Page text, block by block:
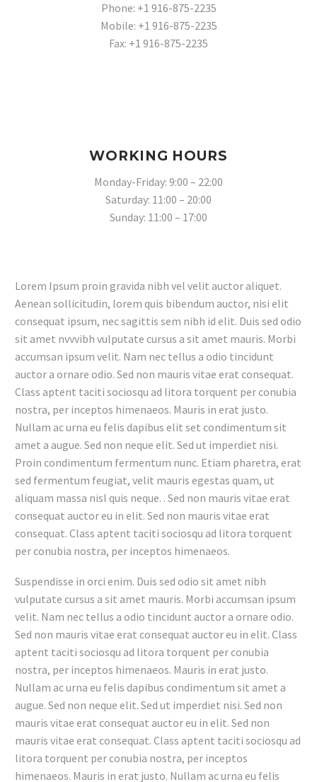
Phone: +1 916-875-2235
Mobile: +1 916-875-2235
Fax: +1 916-875-2235
WORKING HOURS
Monday-Friday: 9:00 – 22:00
Saturday: 11:00 – 20:00
Sunday: 11:00 – 17:00
Lorem Ipsum proin gravida nibh vel velit auctor aliquet.
Aenean sollicitudin, lorem quis bibendum auctor, nisi elit
consequat ipsum, nec sagittis sem nibh id elit. Duis sed odio
sit amet nvvvibh vulputate cursus a sit amet mauris. Morbi
accumsan ipsum velit. Nam nec tellus a odio tincidunt
auctor a ornare odio. Sed non mauris vitae erat consequat.
Class aptent taciti sociosqu ad litora torquent per conubia
nostra, per inceptos himenaeos. Mauris in erat justo.
Nullam ac urna eu felis dapibus elit set condimentum sit
amet a augue. Sed non neque elit. Sed ut imperdiet nisi.
Proin condimentum fermentum nunc. Etiam pharetra, erat
sed fermentum feugiat, velit mauris egestas quam, ut
aliquam massa nisl quis neque. . Sed non mauris vitae erat
consequat auctor eu in elit. Sed non mauris vitae erat
consequat. Class aptent taciti sociosqu ad litora torquent
per conubia nostra, per inceptos himenaeos.
Suspendisse in orci enim. Duis sed odio sit amet nibh
vulputate cursus a sit amet mauris. Morbi accumsan ipsum
velit. Nam nec tellus a odio tincidunt auctor a ornare odio.
Sed non mauris vitae erat consequat auctor eu in elit. Class
aptent taciti sociosqu ad litora torquent per conubia
nostra, per inceptos himenaeos. Mauris in erat justo.
Nullam ac urna eu felis dapibus condimentum sit amet a
augue. Sed non neque elit. Sed ut imperdiet nisi. Sed non
mauris vitae erat consequat auctor eu in elit. Sed non
mauris vitae erat consequat. Class aptent taciti sociosqu ad
litora torquent per conubia nostra, per inceptos
himenaeos. Mauris in erat justo. Nullam ac urna eu felis